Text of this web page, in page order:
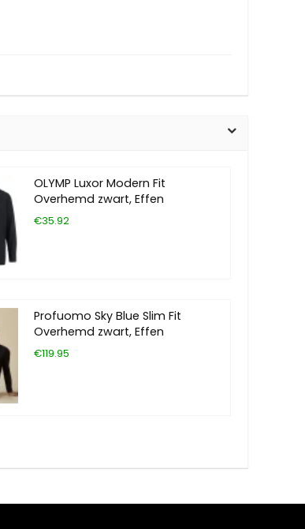
OLYMP Luxor Modern Fit
Overhemd zwart, Effen
€35.92
Profuomo Sky Blue Slim Fit
Overhemd zwart, Effen
€119.95